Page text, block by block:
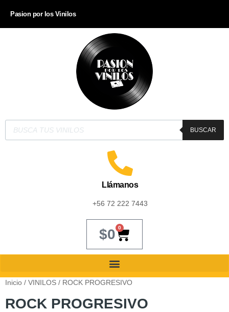
Pasion por los Vinilos
BUSCAR
Llámanos
+56 72 222 7443
$0 0
Inicio / VINILOS / ROCK PROGRESIVO
ROCK PROGRESIVO